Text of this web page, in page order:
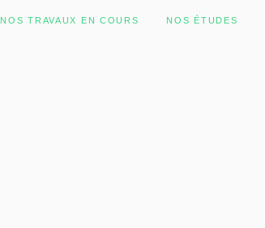
NOS TRAVAUX EN COURS NOS ÉTUDES